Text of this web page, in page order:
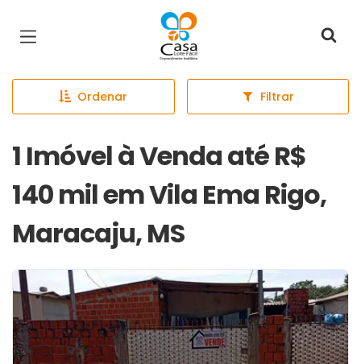
Página inicial
Ordenar Filtrar
1 Imóvel à Venda até R$
140 mil em Vila Ema Rigo,
Maracaju, MS